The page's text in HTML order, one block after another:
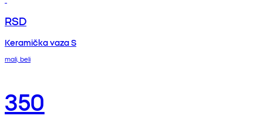
RSD
Keramička vaza S
mali, beli
350